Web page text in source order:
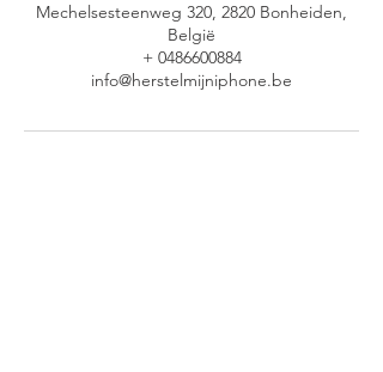
Mechelsesteenweg 320, 2820 Bonheiden,
België
+ 0486600884
info@herstelmijniphone.be